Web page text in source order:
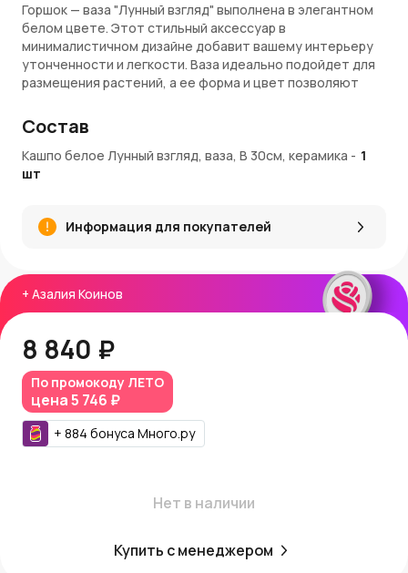
+ Азалия Коинов
8 840 ₽
По промокоду ЛЕТО
цена5 746 ₽
+ 884 бонуса Много.ру
Нет в наличии
Купить с менеджером
Горшок — ваза "Лунный взгляд" выполнена в элегантном
белом цвете. Этот стильный аксессуар в
минималистичном дизайне добавит вашему интерьеру
утонченности и легкости. Ваза идеально подойдет для
размещения растений, а ее форма и цвет позволяют
Особенности:
Размер: 30×12×13 см
Назначение: горшок для растений, элемент декора
В AzaliaNow вы можете купить вазу "Лунный взгляд" с
доставкой по Москве и Московской области. Каждое
изделие надежно упаковано для сохранности. За
использовать при следующих заказах.
Вдохновение и идеи:
Загляните в наш
и раздел
декору и подаркам.
AzaliaNow — красота в каждой детали.
Состав
Кашпо белое Лунный взгляд, ваза, В 30см, керамика - 1
шт
Информация для покупателей